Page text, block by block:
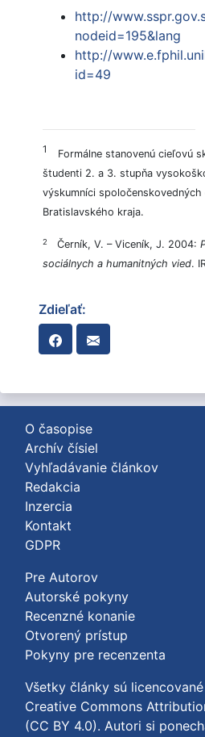
http://
nodeid=195&lang
http://
id=49
1
Formálne stanovenú cieľovú
študenti 2. a 3. stupňa
výskumníci
Bratislavského kraja.
2 Černík, V. – Viceník, J. 2004:
sociálnych a humanitných vied.
Zdieľať:
O časopise
Archív čísiel
Vyhľadávanie článkov
Redakcia
Inzercia
Kontakt
GDPR
Pre Autorov
Autorské pokyny
Recenzné konanie
Otvorený prístup
Pokyny pre recenzenta
Všetky články sú
Creative Commons
(CC BY 4.0). Autori si